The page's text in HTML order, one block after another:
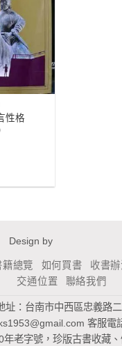
性格
Design by
籍總覽 如何買書 收書
交通位置
聯絡我們
址：台南市中西區忠義路
客服電
年老字號，珍版古書收藏